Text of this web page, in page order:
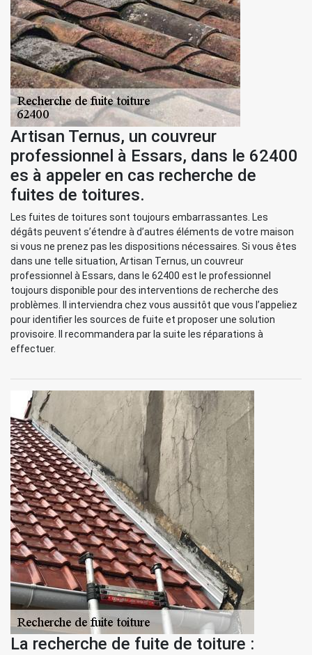
Artisan Ternus, un couvreur
professionnel à Essars, dans le 62400
es à appeler en cas recherche de
fuites de toitures.
Les fuites de toitures sont toujours embarrassantes. Les
dégâts peuvent s’étendre à d’autres éléments de votre maison
si vous ne prenez pas les dispositions nécessaires. Si vous êtes
dans une telle situation, Artisan Ternus, un couvreur
professionnel à Essars, dans le 62400 est le professionnel
toujours disponible pour des interventions de recherche des
problèmes. Il interviendra chez vous aussitôt que vous l’appeliez
pour identifier les sources de fuite et proposer une solution
provisoire. Il recommandera par la suite les réparations à
effectuer.
La recherche de fuite de toiture :